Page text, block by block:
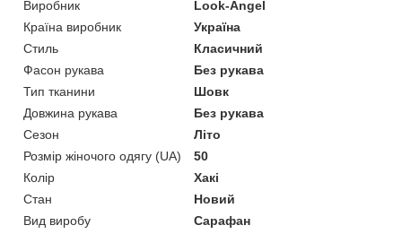
Виробник
Look-Angel
Країна виробник
Україна
Стиль
Класичний
Фасон рукава
Без рукава
Тип тканини
Шовк
Довжина рукава
Без рукава
Сезон
Літо
Розмір жіночого одягу (UA)
50
Колір
Хакі
Стан
Новий
Вид виробу
Сарафан